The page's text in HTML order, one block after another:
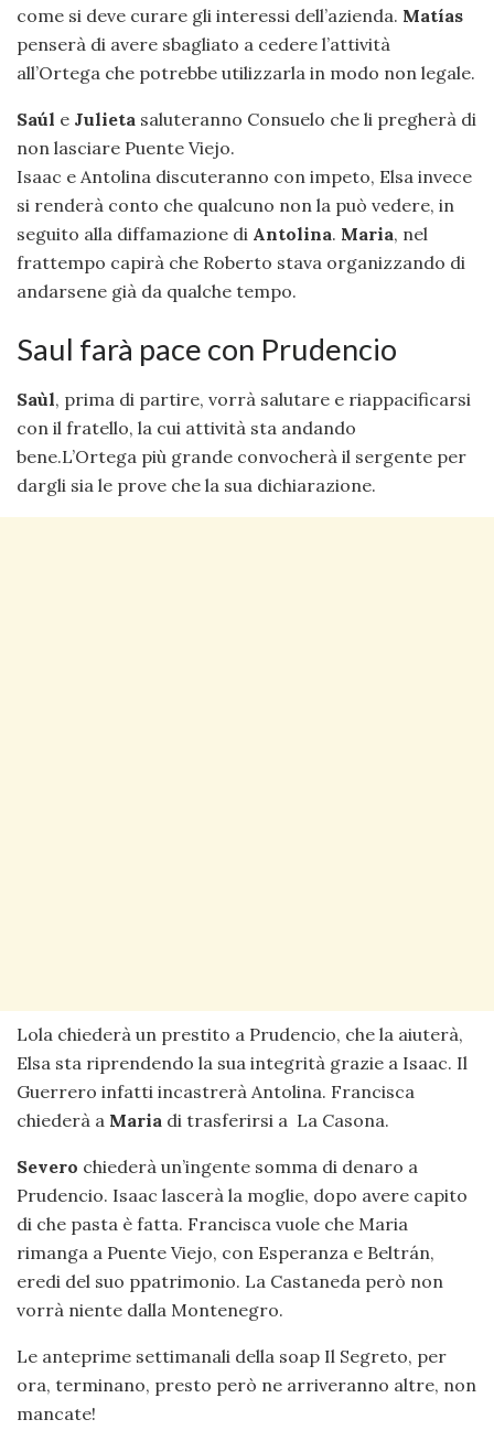
come si deve curare gli interessi dell’azienda. Matías
penserà di avere sbagliato a cedere l’attività
all’Ortega che potrebbe utilizzarla in modo non legale.
Saúl e Julieta saluteranno Consuelo che li pregherà di
non lasciare Puente Viejo.
Isaac e Antolina discuteranno con impeto, Elsa invece
si renderà conto che qualcuno non la può vedere, in
seguito alla diffamazione di Antolina. Maria, nel
frattempo capirà che Roberto stava organizzando di
andarsene già da qualche tempo.
Saul farà pace con Prudencio
Saùl, prima di partire, vorrà salutare e riappacificarsi
con il fratello, la cui attività sta andando
bene.L’Ortega più grande convocherà il sergente per
dargli sia le prove che la sua dichiarazione.
Lola chiederà un prestito a Prudencio, che la aiuterà,
Elsa sta riprendendo la sua integrità grazie a Isaac. Il
Guerrero infatti incastrerà Antolina. Francisca
chiederà a Maria di trasferirsi a La Casona.
Severo chiederà un’ingente somma di denaro a
Prudencio. Isaac lascerà la moglie, dopo avere capito
di che pasta è fatta. Francisca vuole che Maria
rimanga a Puente Viejo, con Esperanza e Beltrán,
eredi del suo ppatrimonio. La Castaneda però non
vorrà niente dalla Montenegro.
Le anteprime settimanali della soap Il Segreto, per
ora, terminano, presto però ne arriveranno altre, non
mancate!